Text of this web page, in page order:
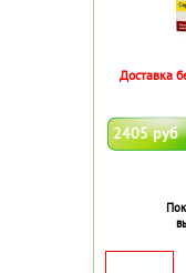
2405 руб
Доставка